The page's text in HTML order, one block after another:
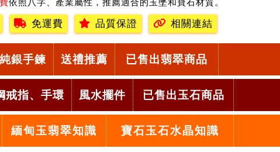
免運費 品質保證 相關連結
純銀手鍊 送禮推薦 已售出翡翠商品
戒指、手環 風水擺件 已售出玉石商品
緬甸玉翡翠知識 寶石玉石水晶知識